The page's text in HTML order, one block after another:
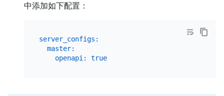
中添加如下配置：
server_configs:
master:
openapi:
true